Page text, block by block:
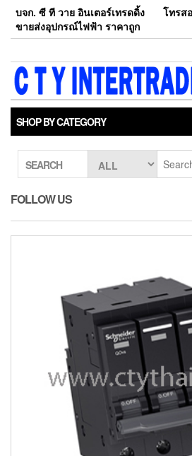
Skip
the
บจก. ซี ที วาย อินเตอร์เทรดดิ้ง
ขายส่งอุปกรณ์ไฟฟ้า ราคาถูก
โทรส
SHOP BY CATEGORY
SEARCH
FOLLOW US